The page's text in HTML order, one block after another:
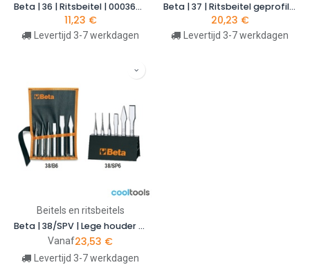
Beta | 36 | Ritsbeitel | 000360001
11,23 €
Levertijd 3-7 werkdagen
Beta | 37 | Ritsbeitel geprofileerd model | 000370001
20,23 €
Levertijd 3-7 werkdagen
Beitels en ritsbeitels
Beta | 38/SPV | Lege houder voor doorslagenset
Vanaf23,53 €
Levertijd 3-7 werkdagen